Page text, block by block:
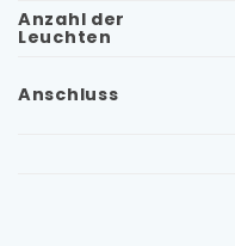
Anzahl der
Leuchten
Anschluss